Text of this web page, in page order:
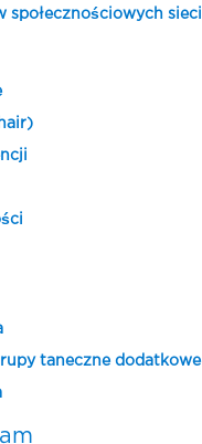
społecznościowych sieci
taneczne dodatkowe